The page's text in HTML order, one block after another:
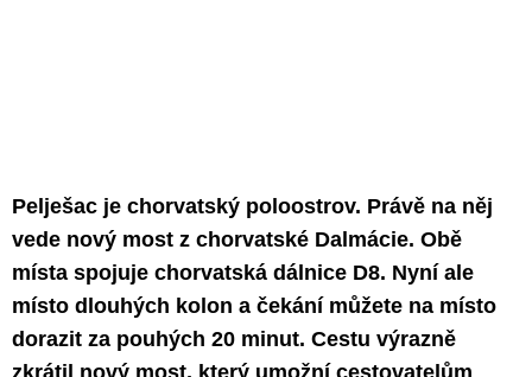
Pelješac je chorvatský poloostrov. Právě na něj
vede nový most z chorvatské Dalmácie. Obě
místa spojuje chorvatská dálnice D8. Nyní ale
místo dlouhých kolon a čekání můžete na místo
dorazit za pouhých 20 minut. Cestu výrazně
zkrátil nový most, který umožní cestovatelům